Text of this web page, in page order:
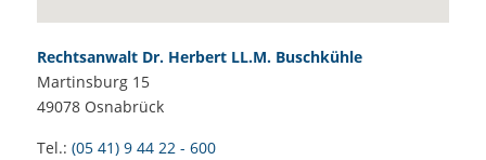
Rechtsanwalt Dr. Herbert LL.M. Buschkühle
Martinsburg 15
49078 Osnabrück
Tel.: (05 41) 9 44 22 - 600